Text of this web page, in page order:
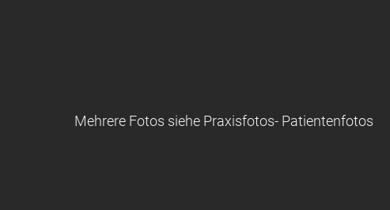
Mehrere Fotos siehe Praxisfotos- Patientenfotos